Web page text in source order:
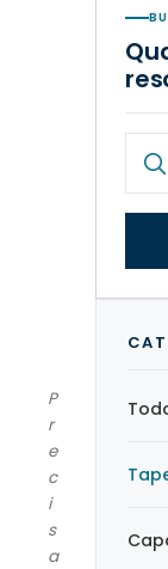
P
r
e
c
i
s
a